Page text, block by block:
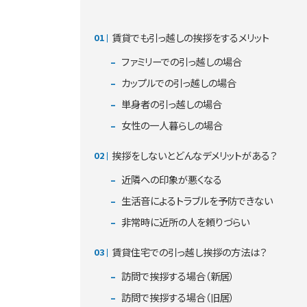
賃貸でも引っ越しの挨拶をするメリット
ファミリーでの引っ越しの場合
カップルでの引っ越しの場合
単身者の引っ越しの場合
女性の一人暮らしの場合
挨拶をしないとどんなデメリットがある？
近隣への印象が悪くなる
生活音によるトラブルを予防できない
非常時に近所の人を頼りづらい
賃貸住宅での引っ越し挨拶の方法は？
訪問で挨拶する場合（新居）
訪問で挨拶する場合（旧居）